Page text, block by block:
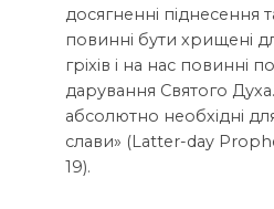
досягненні піднесення
повинні бути хрищені
гріхів і на нас повинні
дарування Святого
абсолютно необхідні
слави» (Latter-day
19).